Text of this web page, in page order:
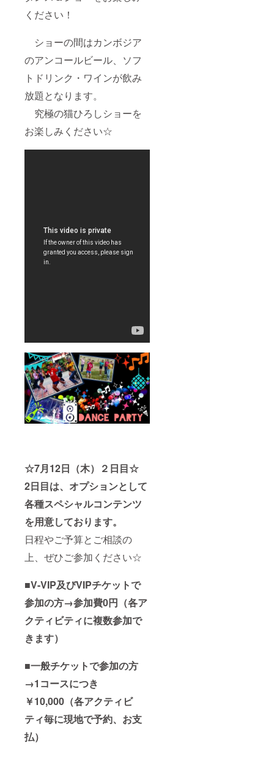
ください！
ショーの間はカンボジア
のアンコールビール、ソフ
トドリンク・ワインが飲み
放題となります。
究極の猫ひろしショーを
お楽しみください☆
☆7月12日（木）２日目☆
2日目は、オプションとして
各種スペシャルコンテンツ
を用意しております。
日程やご予算とご相談の
上、ぜひご参加ください☆
■V-VIP及びVIPチケットで
参加の方→参加費0円（各ア
クティビティに複数参加で
きます）
■一般チケットで参加の方
→1コースにつき
￥10,000（各アクティビ
ティ毎に現地で予約、お支
払）